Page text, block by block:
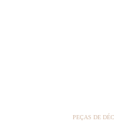
PEÇAS DE